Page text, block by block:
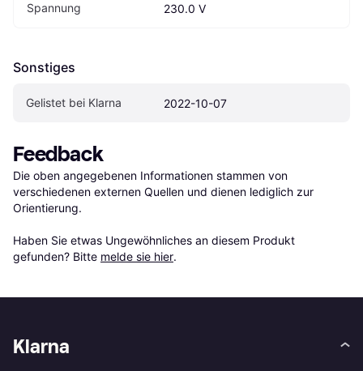
Spannung 230.0 V
Sonstiges
Gelistet bei Klarna 2022-10-07
Feedback
Die oben angegebenen Informationen stammen von
verschiedenen externen Quellen und dienen lediglich zur
Orientierung.
Haben Sie etwas Ungewöhnliches an diesem Produkt
gefunden? Bitte melde sie hier.
Klarna